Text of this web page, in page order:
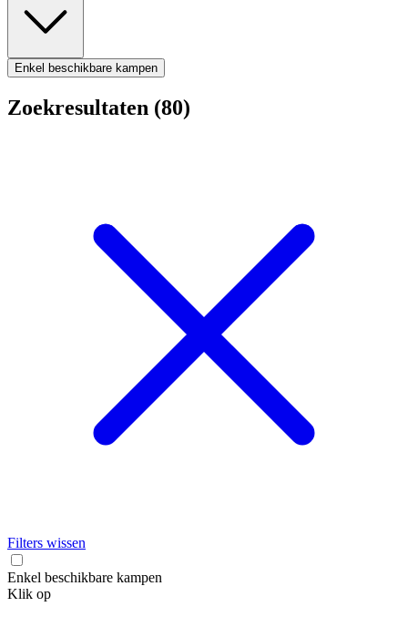
Enkel beschikbare kampen
Zoekresultaten (80)
Filters wissen
Enkel beschikbare kampen
Klik op